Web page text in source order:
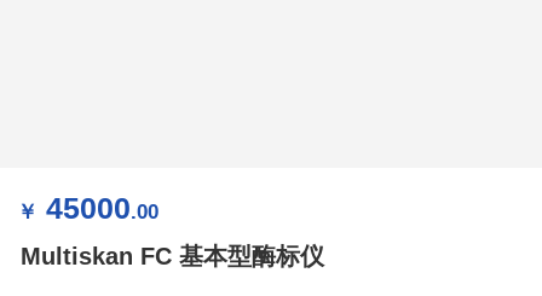
￥ 45000.00
Multiskan FC 基本型酶标仪